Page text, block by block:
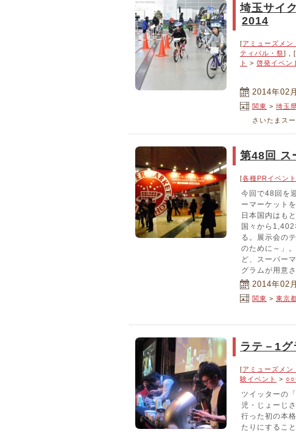
埼玉サイ
2014
[アミューズメン
ティバル・祭] , [
ト > 啓発イベン
2014年02
関東 > 埼玉
さいたまス
第48回 ス
[各種PRイベント
今回で48回を
ーマーケット
日本国内はも
国々から
る。展示会の
のために～」
ど、スーパー
グラムが用意
2014年02
関東 > 東京
ラテ－1
[アミューズメン
験イベント > ○○
ツイッターの
児・じょーじ
行った初の本
たりにするこ